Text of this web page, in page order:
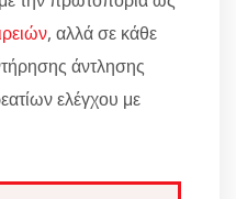
, αλλά σε κάθε
άντλησης
ελέγχου με